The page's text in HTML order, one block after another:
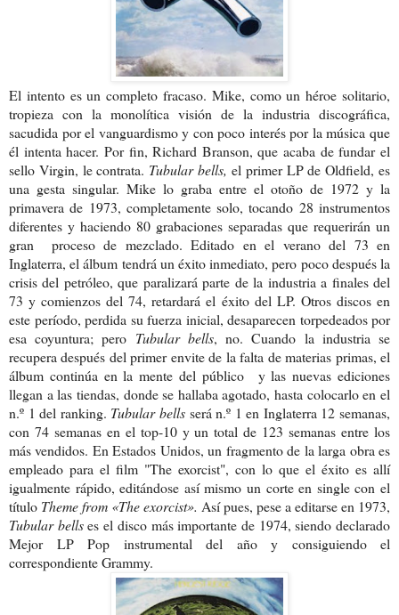
El intento es un completo fracaso. Mike, como un héroe solitario,
tropieza con la monolítica visión de la industria discográfica,
sacudida por el vanguardismo y con poco interés por la música que
él intenta hacer. Por fin, Richard Branson, que acaba de fundar el
sello Virgin, le contrata. Tubular bells, el primer LP de Oldfield, es
una gesta singular. Mike lo graba entre el otoño de 1972 y la
primavera de 1973, completamente solo, tocando 28 instrumentos
diferentes y haciendo 80 grabaciones separadas que requerirán un
gran proceso de mezclado. Editado en el verano del 73 en
Inglaterra, el álbum tendrá un éxito inmediato, pero poco después la
crisis del petróleo, que paralizará parte de la industria a finales del
73 y comienzos del 74, retardará el éxito del LP. Otros discos en
este período, perdida su fuerza inicial, desaparecen torpedeados por
esa coyuntura; pero Tubular bells, no. Cuando la industria se
recupera después del primer envite de la falta de materias primas, el
álbum continúa en la mente del público y las nuevas ediciones
llegan a las tiendas, donde se hallaba agotado, hasta colocarlo en el
n.º 1 del ranking. Tubular bells será n.º 1 en Inglaterra 12 semanas,
con 74 semanas en el top-10 y un total de 123 semanas entre los
más vendidos. En Estados Unidos, un fragmento de la larga obra es
empleado para el film "The exorcist", con lo que el éxito es allí
igualmente rápido, editándose así mismo un corte en single con el
título Theme from «The exorcist». Así pues, pese a editarse en 1973,
Tubular bellses el disco más importante de 1974, siendo declarado
Mejor LP Pop instrumental del año y consiguiendo el
correspondiente Grammy.